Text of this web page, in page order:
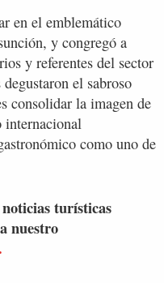
en el emblemático
y congregó a
y referentes del sector
el sabroso
consolidar la imagen de
internacional
como uno de
turísticas
nuestro